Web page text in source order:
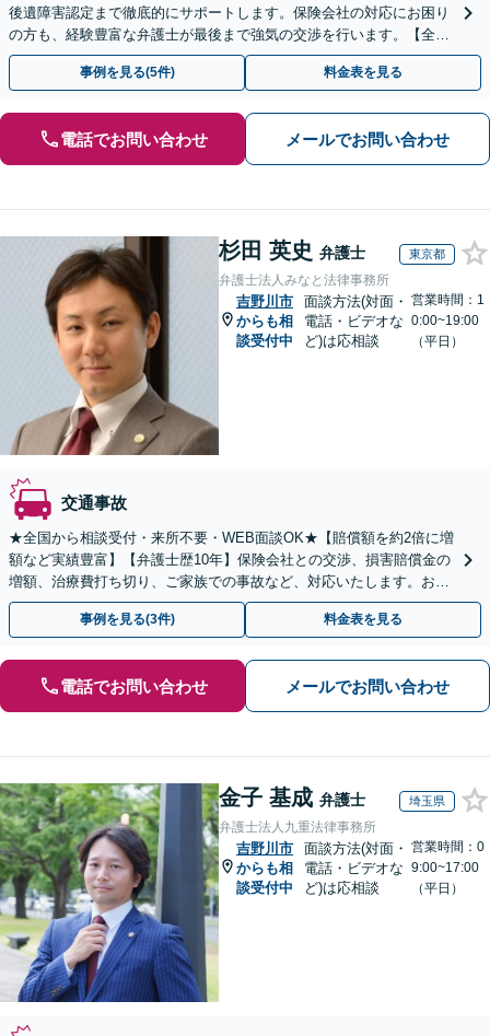
後遺障害認定まで徹底的にサポートします。保険会社の対応にお困り
の方も、経験豊富な弁護士が最後まで強気の交渉を行います。【全国
13拠点】お気軽にご相談ください。
事例を見る(5件) 料金表を見る
電話でお問い合わせ メールでお問い合わせ
杉田 英史 弁護士 東京都
弁護士法人みなと法律事務所
吉野川市
からも相
談受付中
面談方法(対面・
電話・ビデオな
ど)は応相談
営業時間：1
0:00~19:00
（平日）
交通事故
★全国から相談受付・来所不要・WEB面談OK★【賠償額を約2倍に増
額など実績豊富】【弁護士歴10年】保険会社との交渉、損害賠償金の
増額、治療費打ち切り、ご家族での事故など、対応いたします。お早
めにご相談ください【初回相談・着手金無料】
事例を見る(3件) 料金表を見る
電話でお問い合わせ メールでお問い合わせ
金子 基成 弁護士 埼玉県
弁護士法人九重法律事務所
吉野川市
からも相
談受付中
面談方法(対面・
電話・ビデオな
ど)は応相談
営業時間：0
9:00~17:00
（平日）